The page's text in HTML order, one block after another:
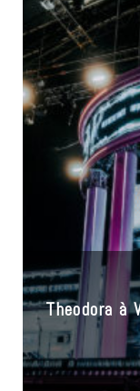
Theodora à